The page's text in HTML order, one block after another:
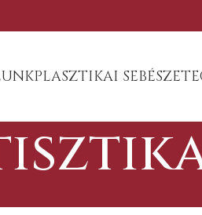
PLASZTIKAI SEBÉSZET